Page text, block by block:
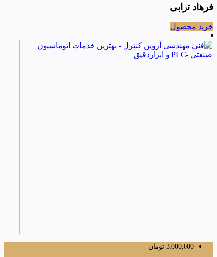
فرهاد ترابی
خرید محصول
3,000,000 تومان